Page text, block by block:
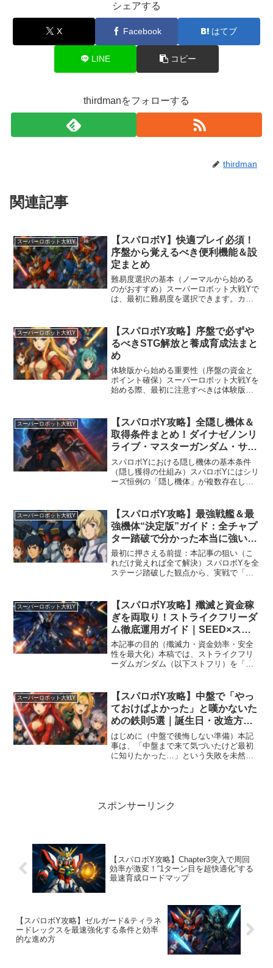
シェアする
X Facebook はてブ
LINE コピー
thirdmanをフォローする
thirdman
関連記事
スーパーロボット大戦Y
【スパロボY】快適プレイ必須！
序盤から覚えるべき便利機能＆設
定まとめ
難易度選択の基本（ノーマルから始める
のがおすすめ）スーパーロボット大戦Yで
は、最初に難易度を選択できます。カジ
ノーマルを選ぶのが無難です。ハードや
エキスパートでは機体改...
スーパーロボット大戦Y
【スパロボY攻略】序盤で必ずや
るべきSTG解放と養成育成法まと
め
体験版から始める重要性（序盤の資金と
ポイント確保）スーパーロボット大戦Yを
始める際、最初に注意すべきは体験版か
が追加でもらえるため、序盤から大きな
アドバンテージを...
スーパーロボット大戦Y
【スパロボY攻略】全隠し機体＆
取得条件まとめ！ダイナゼノンリ
ライブ・マスターガンダム・サブ
主人公も網羅
スパロボYにおける隠し機体の基本条件
（隠し獲得の仕組み）スパロボYにはシリ
ーズ恒例の「隠し機体」が複数存在しま
する、シナリオで特定の勝利条件を満た
す、あるいは撃墜数を一...
スーパーロボット大戦Y
【スパロボY攻略】最強戦艦＆最
強機体“決定版”ガイド：全チャプ
ター踏破で分かった本当に強い編
成と育成式
最初に押さえる前提：本記事の狙い（こ
れだけ覚えれば全て解決）スパロボYを全
ステージ踏破した観点から、実戦で「外
ト運用まで一気通貫でまとめます。単な
る“強い/弱い”の羅...
スーパーロボット大戦Y
【スパロボY攻略】殲滅と資金稼
ぎを両取り！ストライクフリーダ
ム徹底運用ガイド｜SEED×スー
パーコーディネーター×スーパー
ドラグーン最適化
本記事の目的（殲滅力・資金効率・安全
性を最大化）本稿では、ストライクフリ
ーダムガンダム（以下ストフリ）を「最
とめております。終盤の総力戦はもちろ
ん、中盤からの周回稼ぎでも...
スーパーロボット大戦Y
【スパロボY攻略】中盤で「やっ
ておけばよかった」と嘆かないた
めの鉄則5選｜誕生日・改造方
針・STGメモリー・アシスト・体
験版の最適解
はじめに（中盤で後悔しない準備）本記
事は、「中盤まで来て気づいたけど最初
に知りたかった…」という失敗を未然に
スポンサーリンク
【スパロボY攻略】Chapter3突入で周回
効率が激変！“1ターン目を超快適化”する
最速育成ロードマップ
【スパロボY攻略】ゼルガード&ティラネ
ードレックスを最速強化する条件と効率
的な進め方